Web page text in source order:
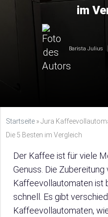
im
Barista Julius
Startseite »Jura
Die 5 Besten im Vergleich
Der Kaffee ist für viele
Genuss. Die
Kaffeevollautomaten ist
schnell. Es gibt
Kaffeevollautomaten,